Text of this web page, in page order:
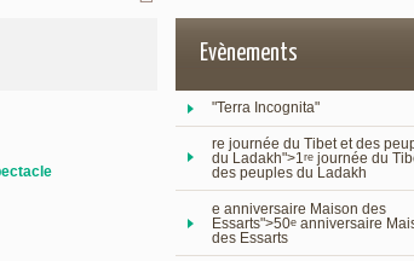
Evènements
"Terra Incognita"
re journée du Tibet et des
du Ladakh">1re journée du
des peuples du Ladakh
e anniversaire Maison des
Essarts">50e anniversaire
des Essarts